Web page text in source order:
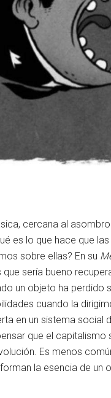
cercana al
es lo que hace que
sobre ellas? En su
que sería bueno
un objeto ha perdido
cuando la
en un sistema social
que el
Es menos
la esencia de un